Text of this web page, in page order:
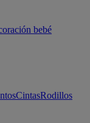
bebé
CintasRodillos